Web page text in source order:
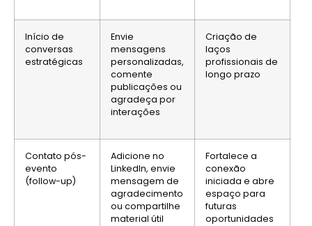
Início de
conversas
estratégicas
Envie
mensagens
personalizadas,
comente
publicações ou
agradeça por
interações
Criação de
laços
profissionais de
longo prazo
Contato pós-
evento
(follow-up)
Adicione no
LinkedIn, envie
mensagem de
agradecimento
ou compartilhe
material útil
Fortalece a
conexão
iniciada e abre
espaço para
futuras
oportunidades